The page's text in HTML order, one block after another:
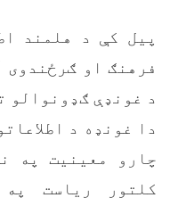
پیل کې د هلمند
فرهنګ او
د غونډې ګډونوالو
دا غونډه د
چارو معینیت په
کلتور ریاست